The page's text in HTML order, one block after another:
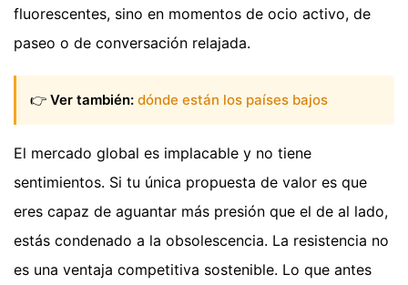
fluorescentes, sino en momentos de ocio activo, de
paseo o de conversación relajada.
👉 Ver también: dónde están los países bajos
El mercado global es implacable y no tiene
sentimientos. Si tu única propuesta de valor es que
eres capaz de aguantar más presión que el de al lado,
estás condenado a la obsolescencia. La resistencia no
es una ventaja competitiva sostenible. Lo que antes